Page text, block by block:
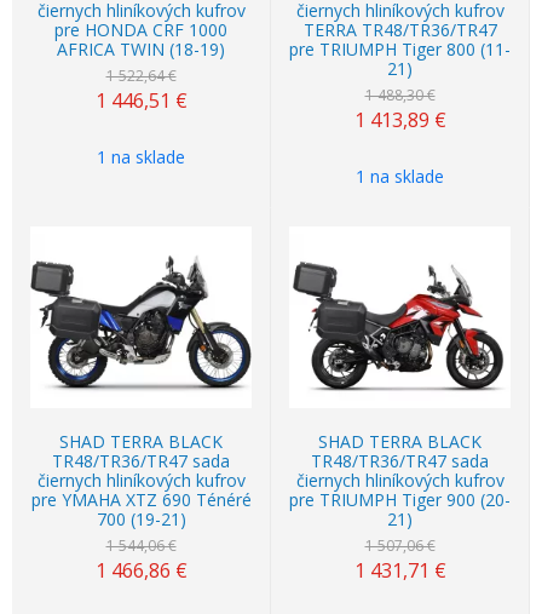
čiernych hliníkových kufrov
pre HONDA CRF 1000
AFRICA TWIN (18-19)
1 522,64 €
1 446,51 €
1 na sklade
čiernych hliníkových kufrov
TERRA TR48/TR36/TR47
pre TRIUMPH Tiger 800 (11-
21)
1 488,30 €
1 413,89 €
1 na sklade
Akcia
SHAD TERRA BLACK
TR48/TR36/TR47 sada
čiernych hliníkových kufrov
pre YMAHA XTZ 690 Ténéré
700 (19-21)
1 544,06 €
1 466,86 €
Akcia
SHAD TERRA BLACK
TR48/TR36/TR47 sada
čiernych hliníkových kufrov
pre TRIUMPH Tiger 900 (20-
21)
1 507,06 €
1 431,71 €